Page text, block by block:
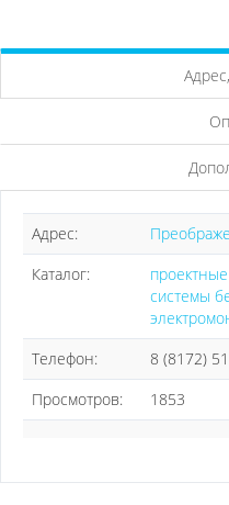
Адрес:
Каталог:
системы
Телефон:
8 (8172)
Просмотров:
1853